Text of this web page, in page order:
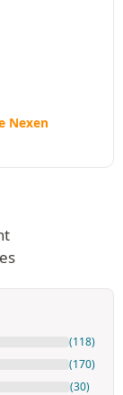
Nexen
(118)
(170)
(30)